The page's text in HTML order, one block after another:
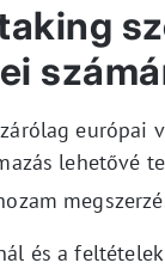
európai
lehetővé
és a